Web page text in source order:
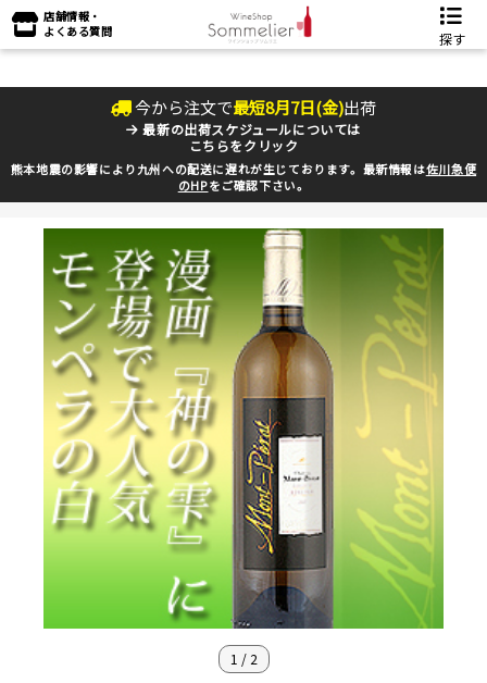
店舗情報・
よくある質問
探す
今から注文で最短8月7日(金)出荷
最新の出荷スケジュールについては
こちらをクリック
熊本地震の影響により九州への配送に遅れが生じております。最新情報は佐川急便
のHPをご確認下さい。
1 / 2